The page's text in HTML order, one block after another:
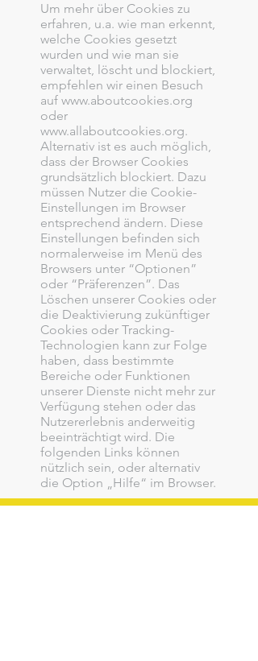
Um mehr über Cookies zu
erfahren, u.a. wie man erkennt,
welche Cookies gesetzt
wurden und wie man sie
verwaltet, löscht und blockiert,
empfehlen wir einen Besuch
auf www.aboutcookies.org
oder
www.allaboutcookies.org.
Alternativ ist es auch möglich,
dass der Browser Cookies
grundsätzlich blockiert. Dazu
müssen Nutzer die Cookie-
Einstellungen im Browser
entsprechend ändern. Diese
Einstellungen befinden sich
normalerweise im Menü des
Browsers unter “Optionen”
oder “Präferenzen”. Das
Löschen unserer Cookies oder
die Deaktivierung zukünftiger
Cookies oder Tracking-
Technologien kann zur Folge
haben, dass bestimmte
Bereiche oder Funktionen
unserer Dienste nicht mehr zur
Verfügung stehen oder das
Nutzererlebnis anderweitig
beeinträchtigt wird. Die
folgenden Links können
nützlich sein, oder alternativ
die Option „Hilfe“ im Browser.